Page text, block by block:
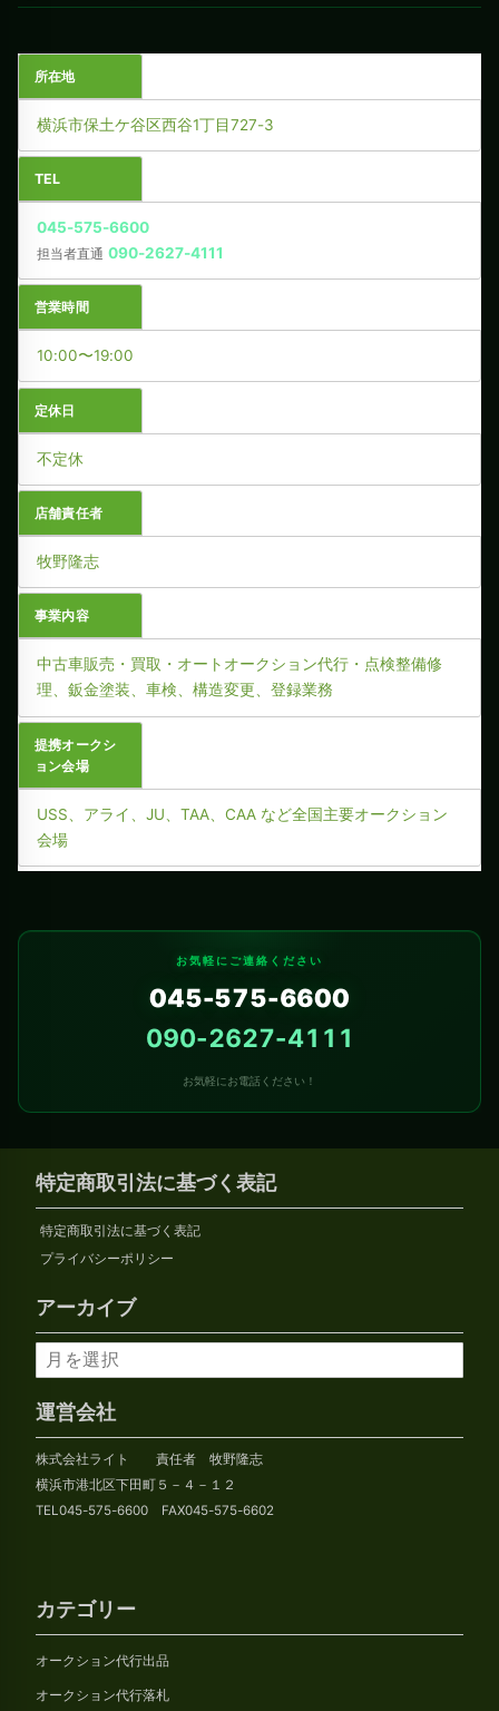
所在地
横浜市保土ケ谷区西谷1丁目727-3
TEL
045-575-6600
担当者直通 090-2627-4111
営業時間
10:00〜19:00
定休日
不定休
店舗責任者
牧野隆志
事業内容
中古車販売・買取・オートオークション代行・点検整備修
理、鈑金塗装、車検、構造変更、登録業務
提携オークシ
ョン会場
USS、アライ、JU、TAA、CAA など全国主要オークション
会場
お気軽にご連絡ください
045-575-6600
090-2627-4111
お気軽にお電話ください！
特定商取引法に基づく表記
特定商取引法に基づく表記
プライバシーポリシー
アーカイブ
ア
ー
カ
イ
ブ
運営会社
株式会社ライト 責任者 牧野隆志
横浜市港北区下田町５－４－１２
TEL045-575-6600 FAX045-575-6602
カテゴリー
オークション代行出品
オークション代行落札